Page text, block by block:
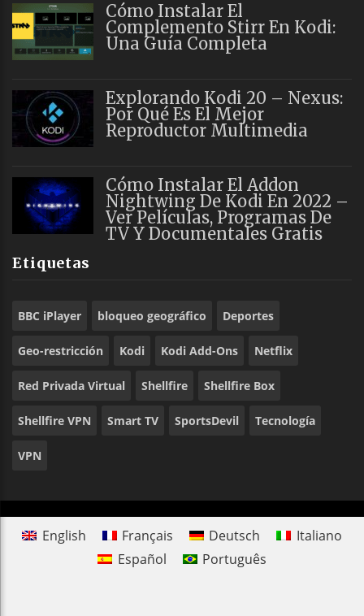
Cómo Instalar El
Complemento Stirr En Kodi:
Una Guía Completa
Explorando Kodi 20 – Nexus:
Por Qué Es El Mejor
Reproductor Multimedia
Cómo Instalar El Addon
Nightwing De Kodi En 2022 –
Ver Películas, Programas De
TV Y Documentales Gratis
Etiquetas
BBC iPlayer bloqueo geográfico Deportes
Geo-restricción Kodi Kodi Add-Ons Netflix
Red Privada Virtual Shellfire Shellfire Box
Shellfire VPN Smart TV SportsDevil Tecnología
VPN
English Français Deutsch
Italiano
Español
Português